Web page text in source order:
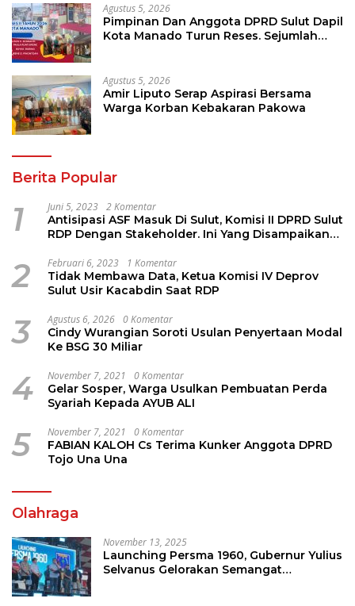
Agustus 5, 2026
Pimpinan Dan Anggota DPRD Sulut Dapil
Kota Manado Turun Reses. Sejumlah
Agustus 5, 2026
Amir Liputo Serap Aspirasi Bersama
Warga Korban Kebakaran Pakowa
Berita Popular
1 Juni 5, 2023 2 Komentar
Antisipasi ASF Masuk Di Sulut, Komisi II DPRD Sulut
RDP Dengan Stakeholder. Ini Yang Disampaikan
2 Februari 6, 2023 1 Komentar
Tidak Membawa Data, Ketua Komisi IV Deprov
Sulut Usir Kacabdin Saat RDP
3 Agustus 6, 2026 0 Komentar
Cindy Wurangian Soroti Usulan Penyertaan Modal
Ke BSG 30 Miliar
4 November 7, 2021 0 Komentar
Gelar Sosper, Warga Usulkan Pembuatan Perda
Syariah Kepada AYUB ALI
5 November 7, 2021 0 Komentar
FABIAN KALOH Cs Terima Kunker Anggota DPRD
Tojo Una Una
Olahraga
November 13, 2025
Launching Persma 1960, Gubernur Yulius
Selvanus Gelorakan Semangat